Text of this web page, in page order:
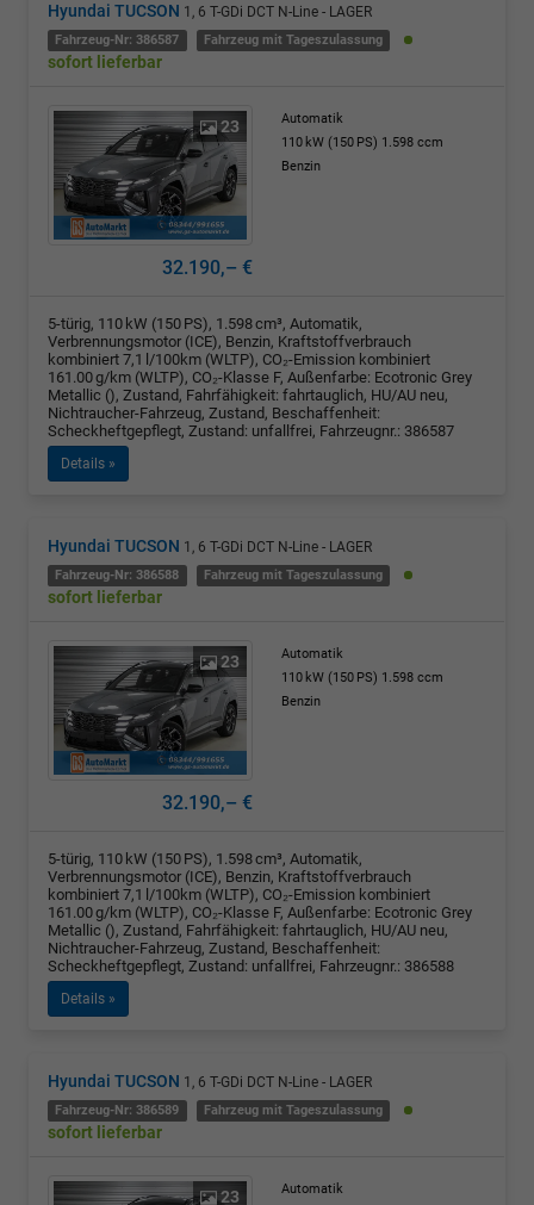
Hyundai TUCSON 1, 6 T-GDi DCT N-Line - LAGER
Fahrzeug-Nr: 386587 Fahrzeug mit Tageszulassung
sofort lieferbar
23
Automatik
110 kW (150 PS) 1.598 ccm
Benzin
32.190,– €
5-türig, 110 kW (150 PS), 1.598 cm³, Automatik,
Verbrennungsmotor (ICE), Benzin, Kraftstoffverbrauch
kombiniert 7,1 l/100km (WLTP), CO₂-Emission kombiniert
161.00 g/km (WLTP), CO₂-Klasse F, Außenfarbe: Ecotronic Grey
Metallic (), Zustand, Fahrfähigkeit: fahrtauglich, HU/AU neu,
Nichtraucher-Fahrzeug, Zustand, Beschaffenheit:
Scheckheftgepflegt, Zustand: unfallfrei, Fahrzeugnr.: 386587
Details »
Hyundai TUCSON 1, 6 T-GDi DCT N-Line - LAGER
Fahrzeug-Nr: 386588 Fahrzeug mit Tageszulassung
sofort lieferbar
23
Automatik
110 kW (150 PS) 1.598 ccm
Benzin
32.190,– €
5-türig, 110 kW (150 PS), 1.598 cm³, Automatik,
Verbrennungsmotor (ICE), Benzin, Kraftstoffverbrauch
kombiniert 7,1 l/100km (WLTP), CO₂-Emission kombiniert
161.00 g/km (WLTP), CO₂-Klasse F, Außenfarbe: Ecotronic Grey
Metallic (), Zustand, Fahrfähigkeit: fahrtauglich, HU/AU neu,
Nichtraucher-Fahrzeug, Zustand, Beschaffenheit:
Scheckheftgepflegt, Zustand: unfallfrei, Fahrzeugnr.: 386588
Details »
Hyundai TUCSON 1, 6 T-GDi DCT N-Line - LAGER
Fahrzeug-Nr: 386589 Fahrzeug mit Tageszulassung
sofort lieferbar
23
Automatik